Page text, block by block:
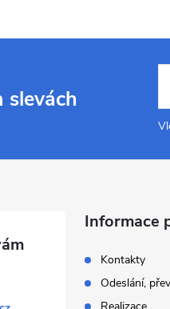
slevách
Informace
Kontakty
Odeslání,